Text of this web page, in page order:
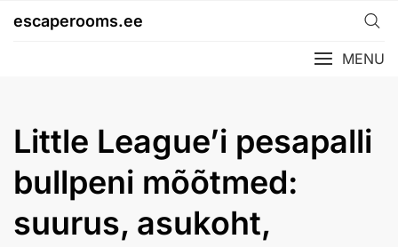
escaperooms.ee
MENU
Little League’i pesapalli
bullpeni mõõtmed:
suurus, asukoht,